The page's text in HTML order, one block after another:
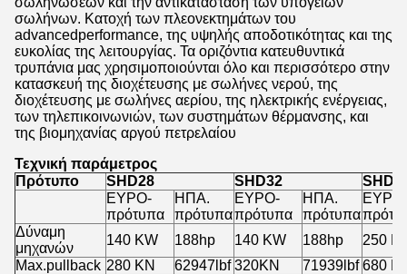
σωλήνων. Κατοχή των πλεονεκτημάτων του
advancedperformance, της υψηλής αποδοτικότητας και της
ευκολίας της λειτουργίας. Τα οριζόντια κατευθυντικά
τρυπάνια μας χρησιμοποιούνται όλο και περισσότερο στην
κατασκευή της διοχέτευσης με σωλήνες νερού, της
διοχέτευσης με σωλήνες αερίου, της ηλεκτρικής ενέργειας,
των τηλεπικοινωνιών, των συστημάτων θέρμανσης, και
της βιομηχανίας αργού πετρελαίου
Τεχνική παράμετρος
Πρότυπο
SHD28 SHD32
ΕΥΡΟ-
πρότυπα
ΗΠΑ.
πρότυπα
ΕΥΡΟ-
πρότυπα
ΗΠΑ.
πρότυπα
ΕΥΡΟ-
Δύναμη
μηχανών
140 KW 188hp 140 KW 188hp
250
Max.pullback 280 KN 62947lbf 320KN 71939lbf 680